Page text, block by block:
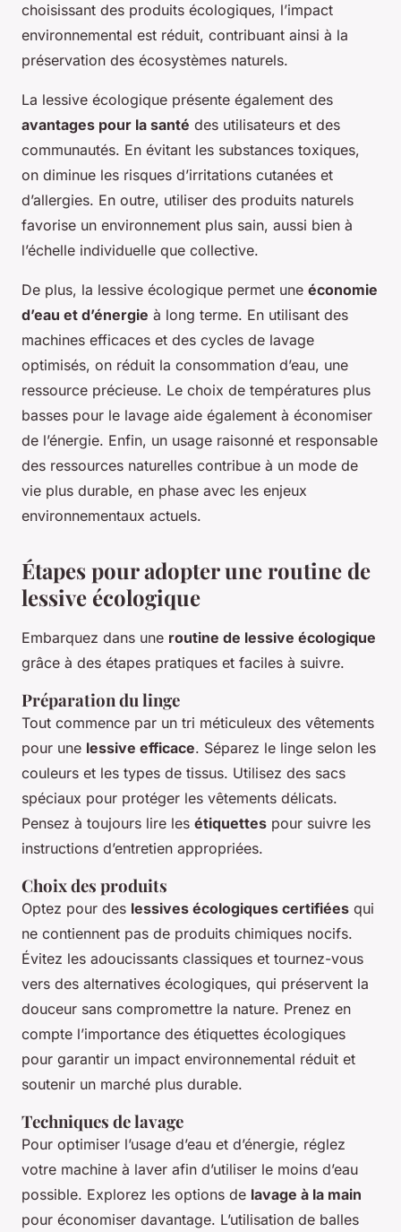
choisissant des produits écologiques, l’impact
environnemental est réduit, contribuant ainsi à la
préservation des écosystèmes naturels.
La lessive écologique présente également des
avantages pour la santé des utilisateurs et des
communautés. En évitant les substances toxiques,
on diminue les risques d’irritations cutanées et
d’allergies. En outre, utiliser des produits naturels
favorise un environnement plus sain, aussi bien à
l’échelle individuelle que collective.
De plus, la lessive écologique permet une économie
d’eau et d’énergie à long terme. En utilisant des
machines efficaces et des cycles de lavage
optimisés, on réduit la consommation d’eau, une
ressource précieuse. Le choix de températures plus
basses pour le lavage aide également à économiser
de l’énergie. Enfin, un usage raisonné et responsable
des ressources naturelles contribue à un mode de
vie plus durable, en phase avec les enjeux
environnementaux actuels.
Étapes pour adopter une routine de
lessive écologique
Embarquez dans une routine de lessive écologique
grâce à des étapes pratiques et faciles à suivre.
Préparation du linge
Tout commence par un tri méticuleux des vêtements
pour une lessive efficace. Séparez le linge selon les
couleurs et les types de tissus. Utilisez des sacs
spéciaux pour protéger les vêtements délicats.
Pensez à toujours lire les étiquettes pour suivre les
instructions d’entretien appropriées.
Choix des produits
Optez pour des lessives écologiques certifiées qui
ne contiennent pas de produits chimiques nocifs.
Évitez les adoucissants classiques et tournez-vous
vers des alternatives écologiques, qui préservent la
douceur sans compromettre la nature. Prenez en
compte l’importance des étiquettes écologiques
pour garantir un impact environnemental réduit et
soutenir un marché plus durable.
Techniques de lavage
Pour optimiser l’usage d’eau et d’énergie, réglez
votre machine à laver afin d’utiliser le moins d’eau
possible. Explorez les options de lavage à la main
pour économiser davantage. L’utilisation de balles